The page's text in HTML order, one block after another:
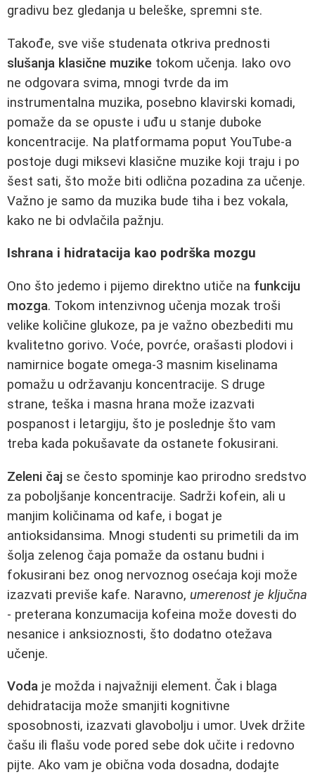
gradivu bez gledanja u beleške, spremni ste.
Takođe, sve više studenata otkriva prednosti
slušanja klasične muzike tokom učenja. Iako ovo
ne odgovara svima, mnogi tvrde da im
instrumentalna muzika, posebno klavirski komadi,
pomaže da se opuste i uđu u stanje duboke
koncentracije. Na platformama poput YouTube-a
postoje dugi miksevi klasične muzike koji traju i po
šest sati, što može biti odlična pozadina za učenje.
Važno je samo da muzika bude tiha i bez vokala,
kako ne bi odvlačila pažnju.
Ishrana i hidratacija kao podrška mozgu
Ono što jedemo i pijemo direktno utiče na funkciju
mozga. Tokom intenzivnog učenja mozak troši
velike količine glukoze, pa je važno obezbediti mu
kvalitetno gorivo. Voće, povrće, orašasti plodovi i
namirnice bogate omega-3 masnim kiselinama
pomažu u održavanju koncentracije. S druge
strane, teška i masna hrana može izazvati
pospanost i letargiju, što je poslednje što vam
treba kada pokušavate da ostanete fokusirani.
Zeleni čaj se često spominje kao prirodno sredstvo
za poboljšanje koncentracije. Sadrži kofein, ali u
manjim količinama od kafe, i bogat je
antioksidansima. Mnogi studenti su primetili da im
šolja zelenog čaja pomaže da ostanu budni i
fokusirani bez onog nervoznog osećaja koji može
izazvati previše kafe. Naravno, umerenost je ključna
- preterana konzumacija kofeina može dovesti do
nesanice i anksioznosti, što dodatno otežava
učenje.
Voda je možda i najvažniji element. Čak i blaga
dehidratacija može smanjiti kognitivne
sposobnosti, izazvati glavobolju i umor. Uvek držite
čašu ili flašu vode pored sebe dok učite i redovno
pijte. Ako vam je obična voda dosadna, dodajte